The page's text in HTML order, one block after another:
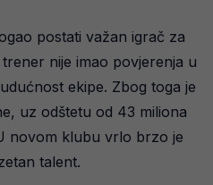
postati važan igrač za
nije imao povjerenja u
ekipe. Zbog toga je
uz odštetu od 43 miliona
novom klubu vrlo brzo je
talent.